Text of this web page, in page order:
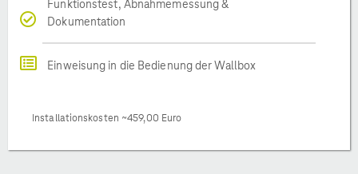
Funktionstest, Abnahmemessung &
Dokumentation
Einweisung in die Bedienung der Wallbox
Installationskosten ~459,00 Euro